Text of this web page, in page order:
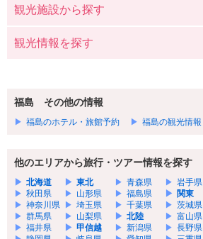
観光施設から探す
観光情報を探す
福島 その他の情報
福島のホテル・旅館予約 福島の観光情報
他のエリアから旅行・ツアー情報を探す
北海道 東北 青森県 岩手県
秋田県
山形県 福島県 関東
神奈川県
埼玉県 千葉県 茨城県
群馬県
山梨県 北陸 富山県
福井県
甲信越 新潟県 長野県